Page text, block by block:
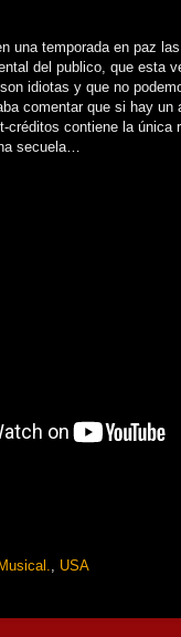
una temporada en paz
del publico, que esta
idiotas y que no
comentar que si hay un
créditos contiene la única
secuela…
USA